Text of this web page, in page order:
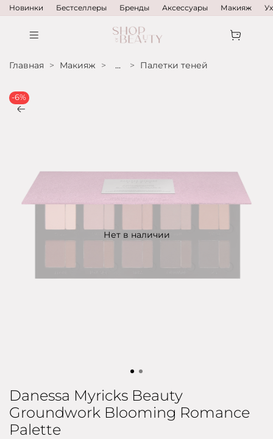
Новинки Бестселлеры Бренды Аксессуары Макияж
Главная Макияж ... Палетки теней
Нет в наличии
-6%
Danessa Myricks Beauty
Groundwork Blooming Romance
Palette